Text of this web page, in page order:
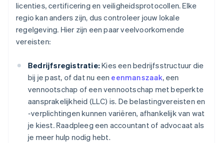
licenties, certificering en veiligheidsprotocollen. Elke
regio kan anders zijn, dus controleer jouw lokale
regelgeving. Hier zijn een paar veelvoorkomende
vereisten:
Bedrijfsregistratie: Kies een bedrijfsstructuur die
bij je past, of dat nu een eenmanszaak, een
vennootschap of een vennootschap met beperkte
aansprakelijkheid (LLC) is. De belastingvereisten en
-verplichtingen kunnen variëren, afhankelijk van wat
je kiest. Raadpleeg een accountant of advocaat als
je meer hulp nodig hebt.